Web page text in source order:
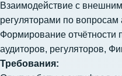
Взаимодействие с
регуляторами по вопросам
Формирование
аудиторов, регуляторов,
Требования: